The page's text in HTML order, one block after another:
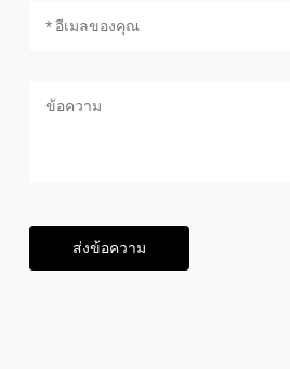
ส่งข้อความ